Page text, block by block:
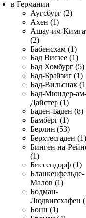
в Германии
Аугсбург (2)
Ахен (1)
Ашау-им-
(2)
Бабенсхам (1)
Бад Висзее (1)
Бад Хомбург (5)
Бад-Брайзиг (1)
Бад-Вильснак
Бад-Мюндер-ам-
Дайстер (1)
Баден-Баден (8)
Бамберг (1)
Берлин (53)
Берхтесгаден (1)
Бинген-на-
(1)
Биссендорф (1)
Бланкенфельде-
Малов (1)
Бодман-
Людвигсхафен
Бонн (1)